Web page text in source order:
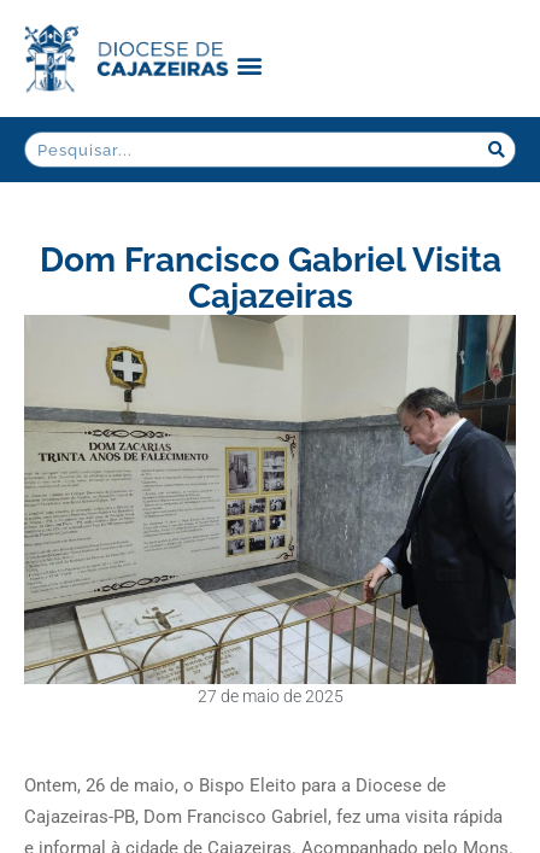
Dom Francisco Gabriel Visita
Cajazeiras
27 de maio de 2025
Ontem, 26 de maio, o Bispo Eleito para a Diocese de
Cajazeiras-PB, Dom Francisco Gabriel, fez uma visita rápida
e informal à cidade de Cajazeiras. Acompanhado pelo Mons.